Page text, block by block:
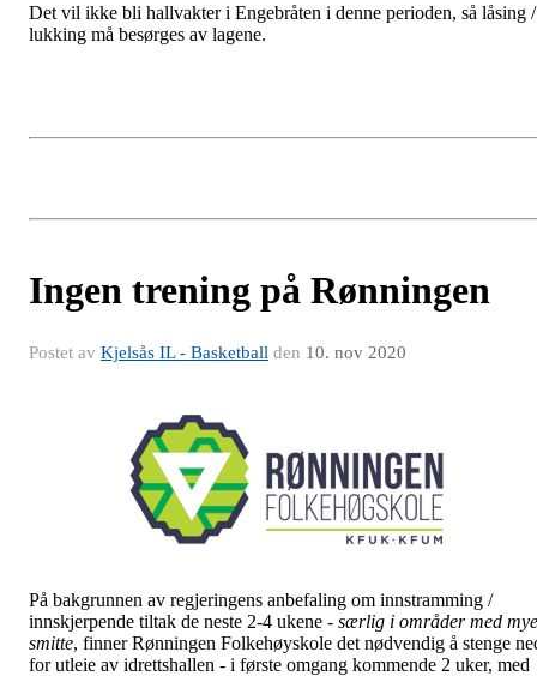
Det vil ikke bli hallvakter i Engebråten i denne perioden, så låsing /
lukking må besørges av lagene.
Ingen trening på Rønningen
Postet av Kjelsås IL - Basketball den 10. nov 2020
På bakgrunnen av regjeringens anbefaling om innstramming /
innskjerpende tiltak de neste 2-4 ukene - særlig i områder med mye
smitte, finner Rønningen Folkehøyskole det nødvendig å stenge
for utleie av idrettshallen - i første omgang kommende 2 uker, med